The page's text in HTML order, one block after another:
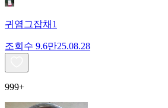
귀염그잡채1
조회수 9.6만25.08.28
999+